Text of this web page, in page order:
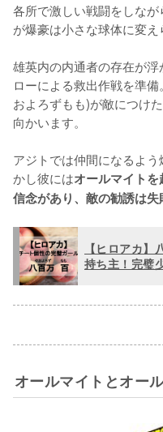
各所で激しい戦闘をしな
が爆豪は小さな球体に変え
雄英内の内通者の存在が
ローによる救出作戦を準備
およろずもも)が敵につけ
向かいます。
アジトでは仲間になるよ
かし彼にはオールマイト
信念があり、敵の勧誘は失
【ヒロアカ
持ち主！完璧
オールマイトとオー